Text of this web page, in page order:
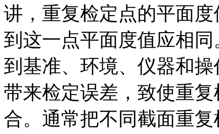
讲，重复检定点的平面
到这一点平面度值应相
到基准、环境、仪器和
带来检定误差，致使重
合。通常把不同截面重